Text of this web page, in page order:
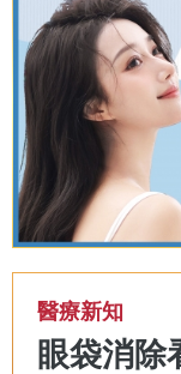
醫療新知
眼袋消除